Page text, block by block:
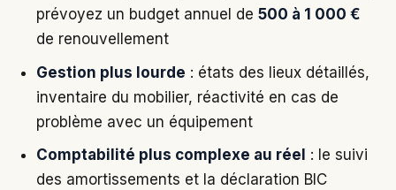
prévoyez un budget annuel de 500 à 1 000 €
de renouvellement
Gestion plus lourde : états des lieux détaillés,
inventaire du mobilier, réactivité en cas de
problème avec un équipement
Comptabilité plus complexe au réel : le suivi
des amortissements et la déclaration BIC